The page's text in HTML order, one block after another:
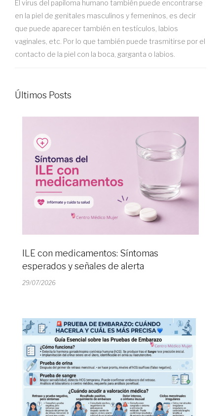
El virus del papiloma humano también puede encontrarse
en la piel de genitales masculinos y femeninos, es decir
que puede aparecer también en testículos, labios
vaginales, etc. Por lo que también puede trasmitirse por el
contacto de la piel con la boca, garganta o labios.
Últimos Posts
ILE con medicamentos: Síntomas
esperados y señales de alerta
29/07/2026